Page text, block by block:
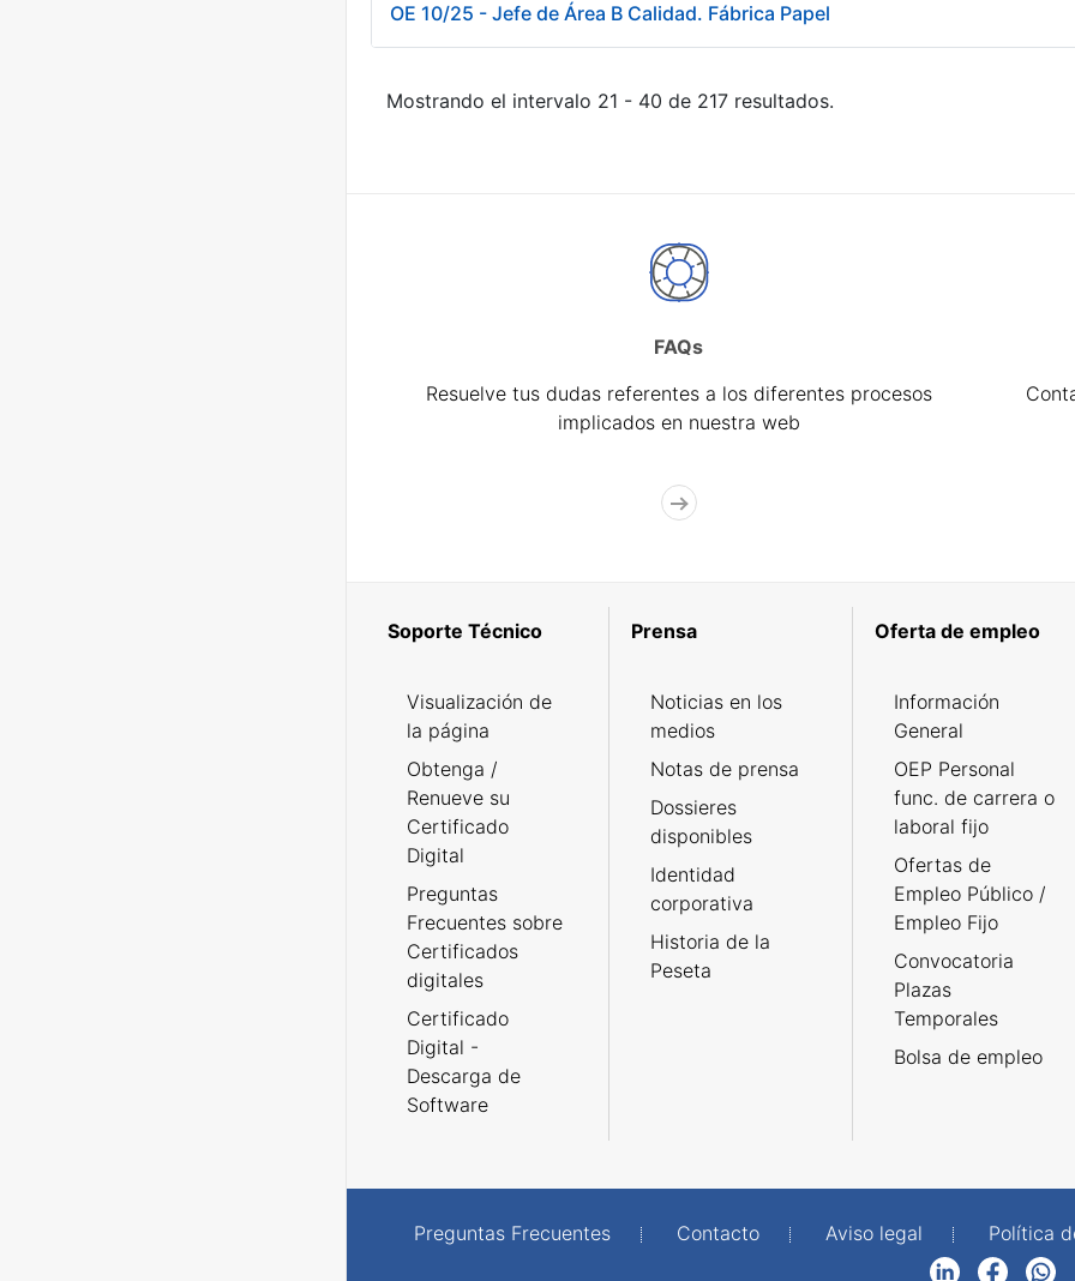
OE 10/25 - Jefe de Área B Calidad. Fábrica Papel
Mostrando el intervalo 21 - 40 de 217 resultados.
FAQs
Resuelve tus dudas referentes a los diferentes procesos
implicados en nuestra web
Soporte Técnico
Visualización de
la página
Obtenga /
Renueve su
Certificado
Digital
Preguntas
Frecuentes sobre
Certificados
digitales
Certificado
Digital -
Descarga de
Software
Prensa
Noticias en los
medios
Notas de prensa
Dossieres
disponibles
Identidad
corporativa
Historia de la
Peseta
Oferta de empleo
Información
General
OEP Personal
func. de carrera o
laboral fijo
Ofertas de
Empleo Público /
Empleo Fijo
Convocatoria
Plazas
Temporales
Bolsa de empleo
Preguntas Frecuentes Contacto Aviso legal Política
FacebookWhatsApp